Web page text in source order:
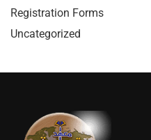
Registration Forms
Uncategorized